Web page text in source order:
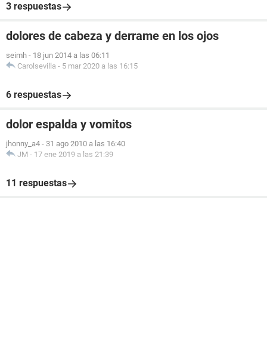
3 respuestas
dolores de cabeza y derrame en los ojos
seimh - 18 jun 2014 a las 06:11
Carolsevilla - 5 mar 2020 a las 16:15
6 respuestas
dolor espalda y vomitos
jhonny_a4 - 31 ago 2010 a las 16:40
JM - 17 ene 2019 a las 21:39
11 respuestas